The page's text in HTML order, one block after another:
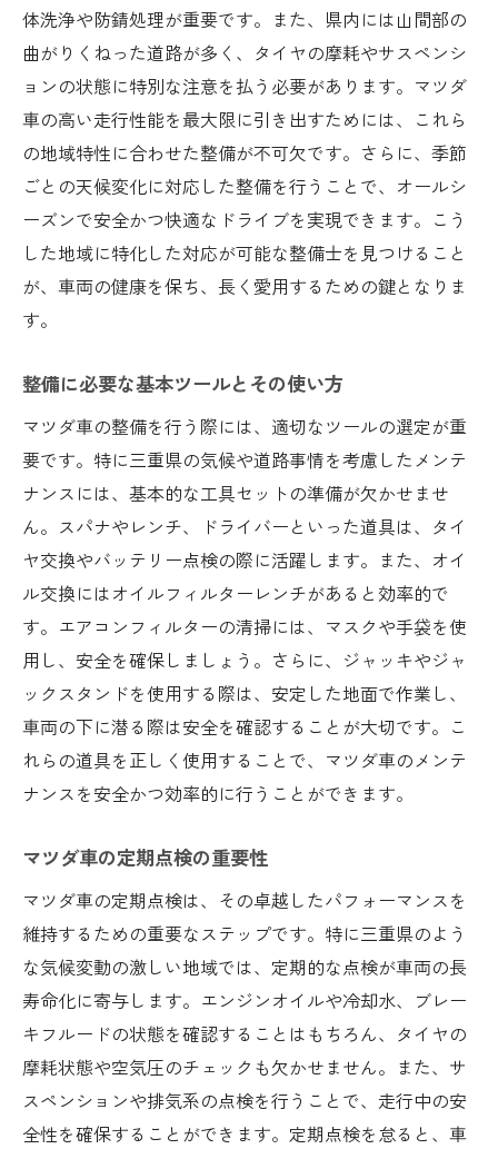
長持ちさせるためのエンジンオイル選び
バッテリー寿命を延ばすためのメンテナン
ス方法
車体を錆びから守るテクニック
適正なタイミングでのパーツ交換
運転習慣が車の寿命に与える影響
三重県での長寿命を実現する整備計画
プロのアドバイスで実現するマツダ車の最適な
異音や振動の早期発見の方法
プロによる定期的な車両診断の重要性
効果的な燃費管理とその実践
最新技術を活用した整備のメリット
プロのアドバイスを受ける際のポイント
三重県での道路事情を考慮したマツダ車の整備
法
山間部での走行に適した整備ポイント
都市部の渋滞に対応する整備対策
道路状況に応じたサスペンション調整法
路面状態に合わせたブレーキシステムの点
検
地元の道路環境を活かした整備テクニック
あなたのマツダ車を守る三重県での定期メンテ
ナンスの秘訣
定期メンテナンスで得られる安心感
地元の気候に合わせた点検スケジュール
コストを抑えた効果的なメンテナンス法
トラブルを未然に防ぐ早期点検の重要性
メンテナンス費用を抑えるための工夫
体洗浄や防錆処理が重要です。また、県内には山間部の
曲がりくねった道路が多く、タイヤの摩耗やサスペンシ
ョンの状態に特別な注意を払う必要があります。マツダ
車の高い走行性能を最大限に引き出すためには、これら
の地域特性に合わせた整備が不可欠です。さらに、季節
ごとの天候変化に対応した整備を行うことで、オールシ
ーズンで安全かつ快適なドライブを実現できます。こう
した地域に特化した対応が可能な整備士を見つけること
が、車両の健康を保ち、長く愛用するための鍵となりま
す。
整備に必要な基本ツールとその使い方
マツダ車の整備を行う際には、適切なツールの選定が重
要です。特に三重県の気候や道路事情を考慮したメンテ
ナンスには、基本的な工具セットの準備が欠かせませ
ん。スパナやレンチ、ドライバーといった道具は、タイ
ヤ交換やバッテリー点検の際に活躍します。また、オイ
ル交換にはオイルフィルターレンチがあると効率的で
す。エアコンフィルターの清掃には、マスクや手袋を使
用し、安全を確保しましょう。さらに、ジャッキやジャ
ックスタンドを使用する際は、安定した地面で作業し、
車両の下に潜る際は安全を確認することが大切です。こ
れらの道具を正しく使用することで、マツダ車のメンテ
ナンスを安全かつ効率的に行うことができます。
マツダ車の定期点検の重要性
マツダ車の定期点検は、その卓越したパフォーマンスを
維持するための重要なステップです。特に三重県のよう
な気候変動の激しい地域では、定期的な点検が車両の長
寿命化に寄与します。エンジンオイルや冷却水、ブレー
キフルードの状態を確認することはもちろん、タイヤの
摩耗状態や空気圧のチェックも欠かせません。また、サ
スペンションや排気系の点検を行うことで、走行中の安
全性を確保することができます。定期点検を怠ると、車